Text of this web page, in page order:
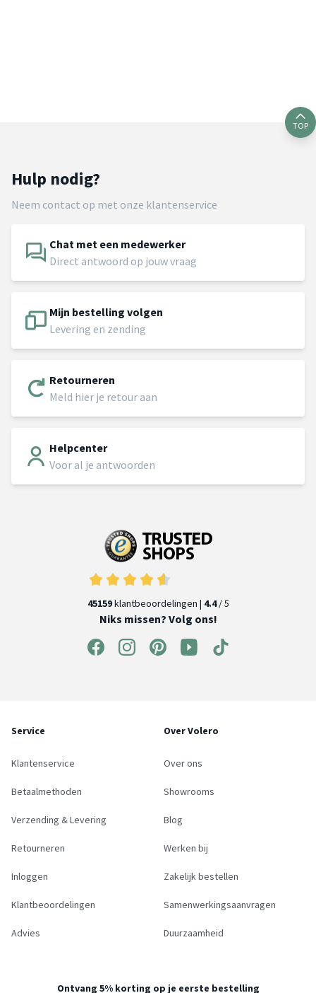
TOP
Hulp nodig?
Neem contact op met onze klantenservice
Chat met een medewerker
Direct antwoord op jouw vraag
Mijn bestelling volgen
Levering en zending
Retourneren
Meld hier je retour aan
Helpcenter
Voor al je antwoorden
45159klantbeoordelingen | 4.4/ 5
Niks missen? Volg ons!
Service
Klantenservice
Betaalmethoden
Verzending & Levering
Retourneren
Inloggen
Klantbeoordelingen
Advies
Over Volero
Over ons
Showrooms
Blog
Werken bij
Zakelijk bestellen
Samenwerkingsaanvragen
Duurzaamheid
Ontvang 5% korting op je eerste bestelling